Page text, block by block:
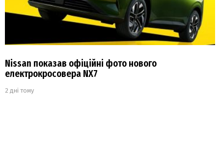
Nissan показав офіційні фото нового
електрокросовера NX7
2 дні тому